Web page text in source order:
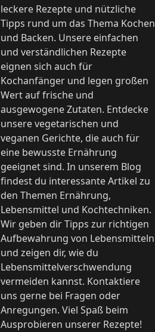
leckere Rezepte und nützliche
Tipps rund um das Thema Kochen
und Backen. Unsere einfachen
und verständlichen Rezepte
eignen sich auch für
Kochanfänger und legen großen
Wert auf frische und
ausgewogene Zutaten. Entdecke
unsere vegetarischen und
veganen Gerichte, die auch für
eine bewusste Ernährung
geeignet sind. In unserem Blog
findest du interessante Artikel zu
den Themen Ernährung,
Lebensmittel und Kochtechniken.
Wir geben dir Tipps zur richtigen
Aufbewahrung von Lebensmitteln
und zeigen dir, wie du
Lebensmittelverschwendung
vermeiden kannst. Kontaktiere
uns gerne bei Fragen oder
Anregungen. Viel Spaß beim
Ausprobieren unserer Rezepte!